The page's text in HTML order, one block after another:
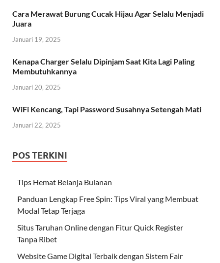
Cara Merawat Burung Cucak Hijau Agar Selalu Menjadi
Juara
Januari 19, 2025
Kenapa Charger Selalu Dipinjam Saat Kita Lagi Paling
Membutuhkannya
Januari 20, 2025
WiFi Kencang, Tapi Password Susahnya Setengah Mati
Januari 22, 2025
POS TERKINI
Tips Hemat Belanja Bulanan
Panduan Lengkap Free Spin: Tips Viral yang Membuat
Modal Tetap Terjaga
Situs Taruhan Online dengan Fitur Quick Register
Tanpa Ribet
Website Game Digital Terbaik dengan Sistem Fair